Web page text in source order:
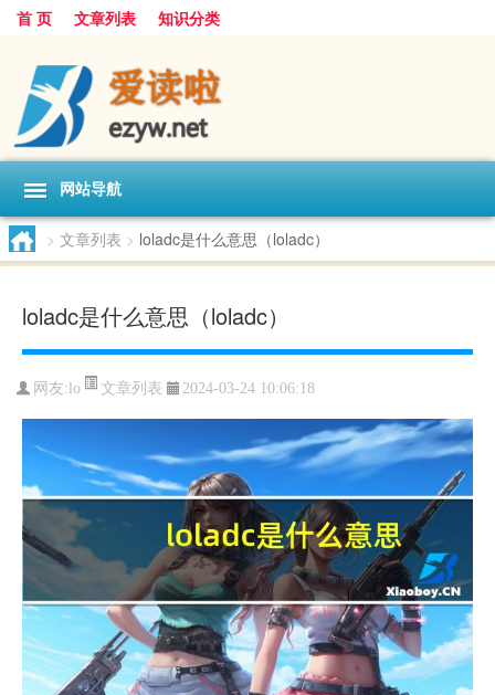
首 页 文章列表 知识分类
网站导航
> 文章列表 > loladc是什么意思（loladc）
loladc是什么意思（loladc）
网友: lo 文章列表 2024-03-24 10:06:18